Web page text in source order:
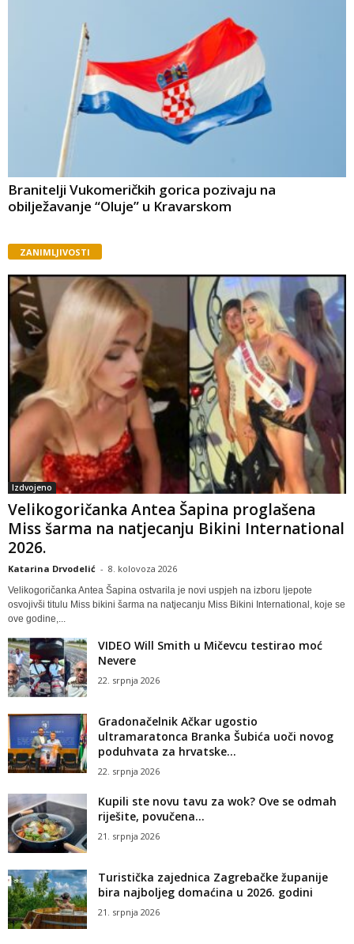
Branitelji Vukomeričkih gorica pozivaju na
obilježavanje “Oluje” u Kravarskom
ZANIMLJIVOSTI
Izdvojeno
Velikogoričanka Antea Šapina proglašena
Miss šarma na natjecanju Bikini International
2026.
Katarina Drvodelić - 8. kolovoza 2026
Velikogoričanka Antea Šapina ostvarila je novi uspjeh na izboru ljepote
osvojivši titulu Miss bikini šarma na natjecanju Miss Bikini International, koje se
ove godine,...
VIDEO Will Smith u Mičevcu testirao moć
Nevere
22. srpnja 2026
Gradonačelnik Ačkar ugostio
ultramaratonca Branka Šubića uoči novog
poduhvata za hrvatske...
22. srpnja 2026
Kupili ste novu tavu za wok? Ove se odmah
riješite, povučena...
21. srpnja 2026
Turistička zajednica Zagrebačke županije
bira najboljeg domaćina u 2026. godini
21. srpnja 2026